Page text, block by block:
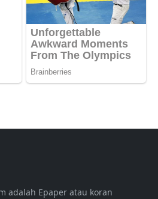
adalah Epaper atau koran